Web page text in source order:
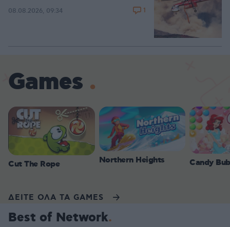
08.08.2026, 09:34 1
Games
Cut The Rope Northern Heights Candy
ΔΕΙΤΕ ΟΛΑ ΤΑ GAMES
Best of Network